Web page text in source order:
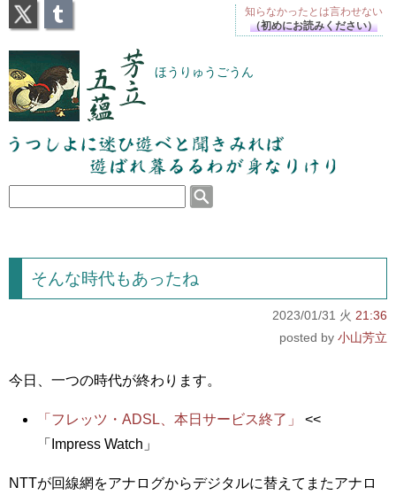
芳立五蘊 ほうりゅうごうん
うつしよに迷ひ遊べと聞きみれば遊ばれ暮るるわが
身なりけり
そんな時代もあったね
2023/01/31 火 21:36
小山芳立
今日、一つの時代が終わります。
「フレッツ・ADSL、本日サービス終了」
<<
「Impress Watch」
NTTが回線網をアナログからデジタルに替えてまたアナロ
知らなかったとは言わせない
（初めにお読みください）
X Tumblr